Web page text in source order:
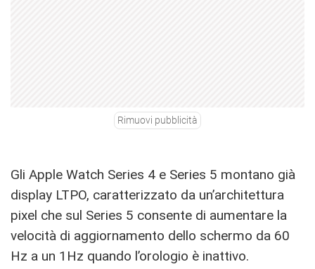
Rimuovi pubblicità
Gli Apple Watch Series 4 e Series 5 montano già
display LTPO, caratterizzato da un’architettura
pixel che sul Series 5 consente di aumentare la
velocità di aggiornamento dello schermo da 60
Hz a un 1Hz quando l’orologio è inattivo.